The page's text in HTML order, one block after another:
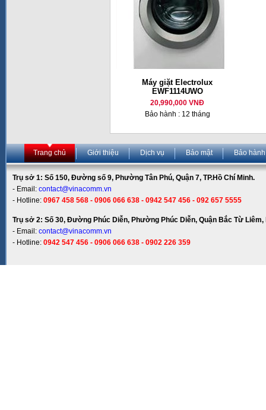
Máy giặt Electrolux
EWF1114UWO
20,990,000 VNĐ
Bảo hành : 12 tháng
Trang chủ Giới thiệu Dịch vụ Bảo mật Bảo hành
Trụ sở 1: Số 150, Đường số 9, Phường Tân Phú, Quận 7, TP.Hồ Chí Minh.
- Email: contact@vinacomm.vn
- Hotline: 0967 458 568 - 0906 066 638 - 0942 547 456 - 092 657 5555
Trụ sở 2: Số 30, Đường Phúc Diễn, Phường Phúc Diễn, Quận Bắc Từ Liêm,
- Email: contact@vinacomm.vn
- Hotline: 0942 547 456 - 0906 066 638 - 0902 226 359